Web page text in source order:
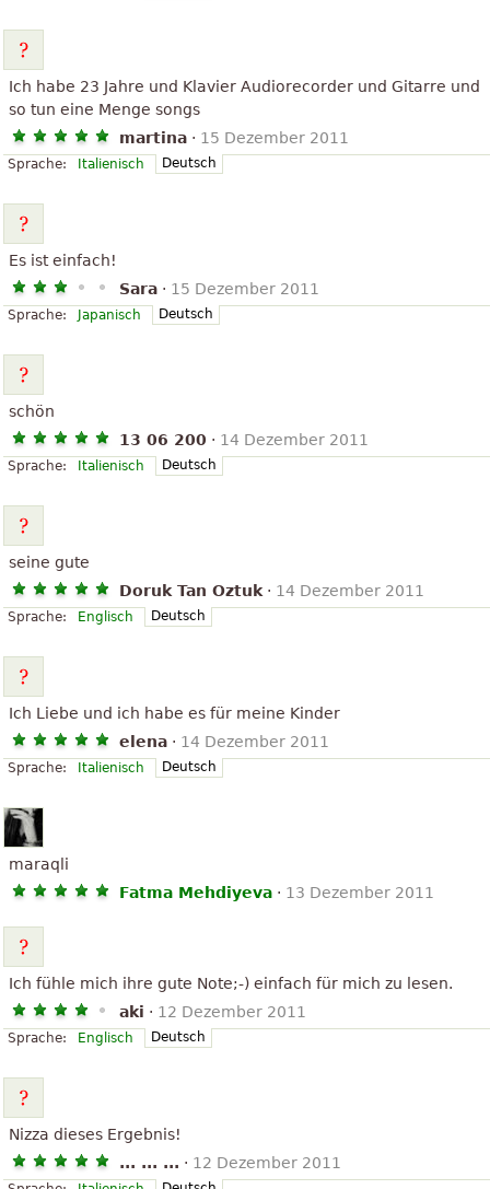
Ich habe 23 Jahre und Klavier Audiorecorder und Gitarre und
so tun eine Menge songs
martina · 15 Dezember 2011
Sprache: Italienisch Deutsch
Es ist einfach!
Sara · 15 Dezember 2011
Sprache: Japanisch Deutsch
schön
13 06 200 · 14 Dezember 2011
Sprache: Italienisch Deutsch
seine gute
Doruk Tan Oztuk · 14 Dezember 2011
Sprache: Englisch Deutsch
Ich Liebe und ich habe es für meine Kinder
elena · 14 Dezember 2011
Sprache: Italienisch Deutsch
maraqli
Fatma Mehdiyeva · 13 Dezember 2011
Ich fühle mich ihre gute Note;-) einfach für mich zu lesen.
aki · 12 Dezember 2011
Sprache: Englisch Deutsch
Nizza dieses Ergebnis!
... ... ... · 12 Dezember 2011